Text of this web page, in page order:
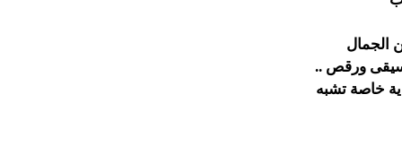
الجمال
ورقص ..
خاصة تشبه